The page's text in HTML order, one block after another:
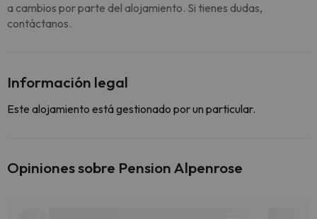
a cambios por parte del alojamiento. Si tienes dudas,
contáctanos.
Información legal
Este alojamiento está gestionado por un particular.
Opiniones sobre Pension Alpenrose